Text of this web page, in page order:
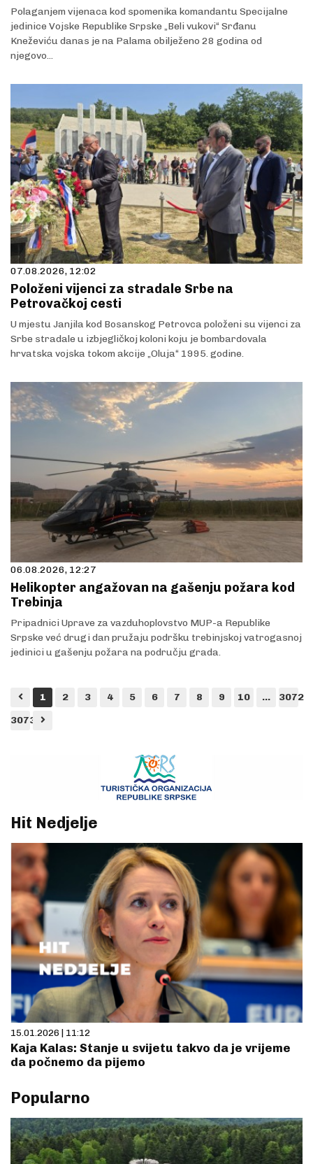
Polaganjem vijenaca kod spomenika komandantu Specijalne
jedinice Vojske Republike Srpske „Beli vukovi“ Srđanu
Kneževiću danas je na Palama obilježeno 28 godina od
njegovo...
07.08.2026, 12:02
Položeni vijenci za stradale Srbe na
Petrovačkoj cesti
U mjestu Janjila kod Bosanskog Petrovca položeni su vijenci za
Srbe stradale u izbjegličkoj koloni koju je bombardovala
hrvatska vojska tokom akcije „Oluja“ 1995. godine.
06.08.2026, 12:27
Helikopter angažovan na gašenju požara kod
Trebinja
Pripadnici Uprave za vazduhoplovstvo MUP-a Republike
Srpske već drugi dan pružaju podršku trebinjskoj vatrogasnoj
jedinici u gašenju požara na području grada.
1 2 3 4 5 6 7 8 9 10 ...
3072
3073
Hit Nedjelje
15.01.2026 | 11:12
Kaja Kalas: Stanje u svijetu takvo da je vrijeme
da počnemo da pijemo
Popularno